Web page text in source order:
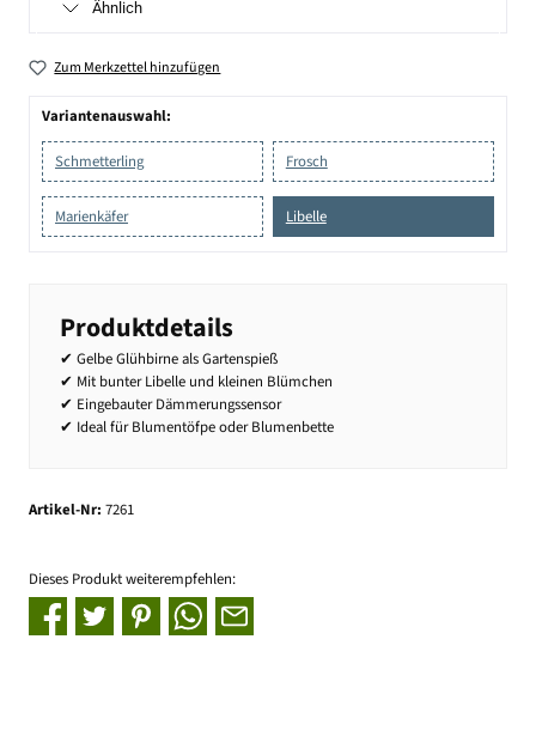
Ähnlich
Zum Merkzettel hinzufügen
Variantenauswahl:
Schmetterling Frosch
Marienkäfer Libelle
Produktdetails
✔ Gelbe Glühbirne als Gartenspieß
✔ Mit bunter Libelle und kleinen Blümchen
✔ Eingebauter Dämmerungssensor
✔ Ideal für Blumentöfpe oder Blumenbette
Artikel-Nr: 7261
Dieses Produkt weiterempfehlen: